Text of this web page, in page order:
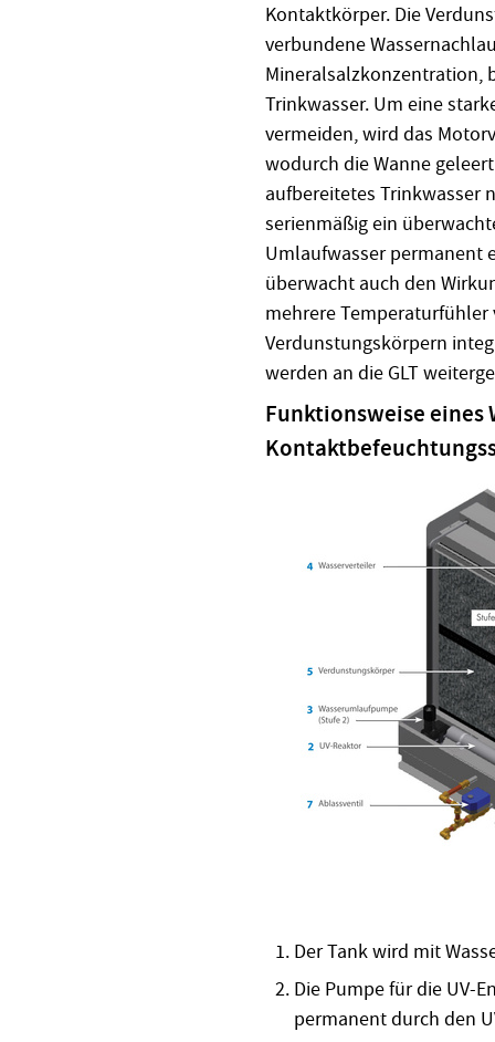
Kontaktkörper. Die
verbundene
Mineralsalzkonzentration,
Trinkwasser. Um eine
vermeiden, wird das
wodurch die Wanne
aufbereitetes Trinkwasser
serienmäßig ein
Umlaufwasser permanent
überwacht auch den
mehrere
Verdunstungskörpern
werden an die GLT
Funktionsweise eines
Der Tank wird mit
Die Pumpe für die UV-
permanent durch den